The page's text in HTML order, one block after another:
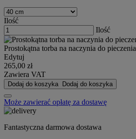
Ilość
Ilość
Prostokątna torba na naczynia do pieczenia
Edytuj
265,00 zł
Zawiera VAT
Dodaj do koszyka Dodaj do koszyka
Może zawierać opłatę za dostawę
Fantastyczna darmowa dostawa